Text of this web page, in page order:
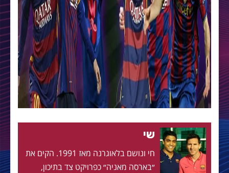
שי
חי ונושם בלאוגרנה מאז 1991. הקים את
״בארסה מאניה״ כפרויקט צד בתיכון,